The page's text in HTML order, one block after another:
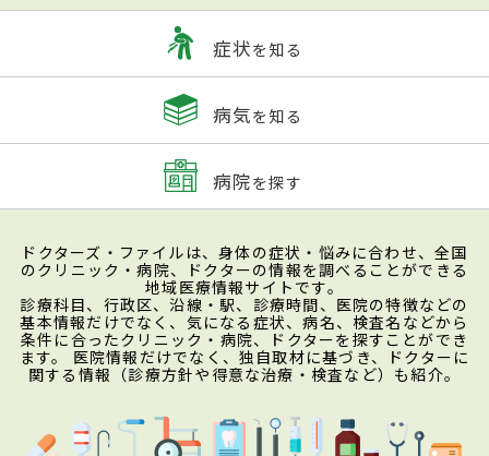
症状を知る
病気を知る
病院を探す
ドクターズ・ファイルは、身体の症状・悩みに合わせ、全国
のクリニック・病院、ドクターの情報を調べることができる
地域医療情報サイトです。
診療科目、行政区、沿線・駅、診療時間、医院の特徴などの
基本情報だけでなく、気になる症状、病名、検査名などから
条件に合ったクリニック・病院、ドクターを探すことができ
ます。 医院情報だけでなく、独自取材に基づき、ドクターに
関する情報（診療方針や得意な治療・検査など）も紹介。